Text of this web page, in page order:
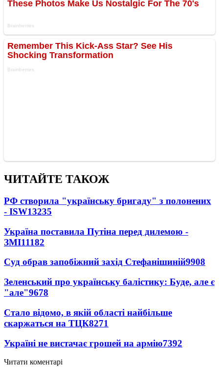
ЧИТАЙТЕ ТАКОЖ
РФ створила "українську бригаду" з полонених
- ISW13235
Україна поставила Путіна перед дилемою -
ЗМІ11182
Суд обрав запобіжний захід Стефанішиній9908
Зеленський про українську балістику: Буде, але є
"але"9678
Стало відомо, в якій області найбільше
скаржаться на ТЦК8271
Україні не вистачає грошей на армію7392
Читати коментарі